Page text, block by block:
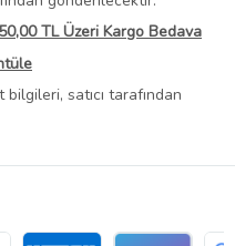
TL Üzeri Kargo Bedava
satıcı tarafından